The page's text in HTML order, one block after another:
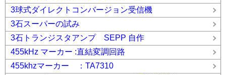
3球式ダイレクトコンバージョン受信機
3石スーパーの試み
3石トランジスタアンプ SEPP 自作
455kHz マーカー :直結変調回路
455khzマーカー ：TA7310